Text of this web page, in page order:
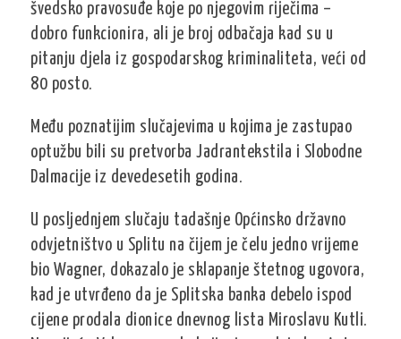
švedsko pravosuđe koje po njegovim riječima –
dobro funkcionira, ali je broj odbačaja kad su u
pitanju djela iz gospodarskog kriminaliteta, veći od
80 posto.
Među poznatijim slučajevima u kojima je zastupao
optužbu bili su pretvorba Jadrantekstila i Slobodne
Dalmacije iz devedesetih godina.
U posljednjem slučaju tadašnje Općinsko državno
odvjetništvo u Splitu na čijem je čelu jedno vrijeme
bio Wagner, dokazalo je sklapanje štetnog ugovora,
kad je utvrđeno da je Splitska banka debelo ispod
cijene prodala dionice dnevnog lista Miroslavu Kutli.